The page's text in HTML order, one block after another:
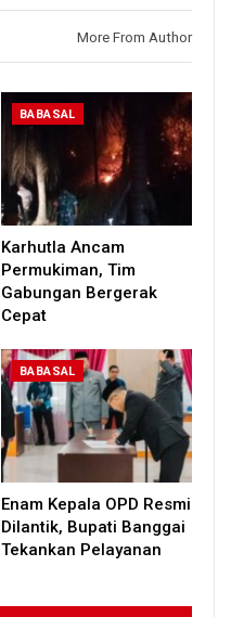
More From Author
BABASAL
Karhutla Ancam
Permukiman, Tim
Gabungan Bergerak
Cepat
BABASAL
Enam Kepala OPD Resmi
Dilantik, Bupati Banggai
Tekankan Pelayanan